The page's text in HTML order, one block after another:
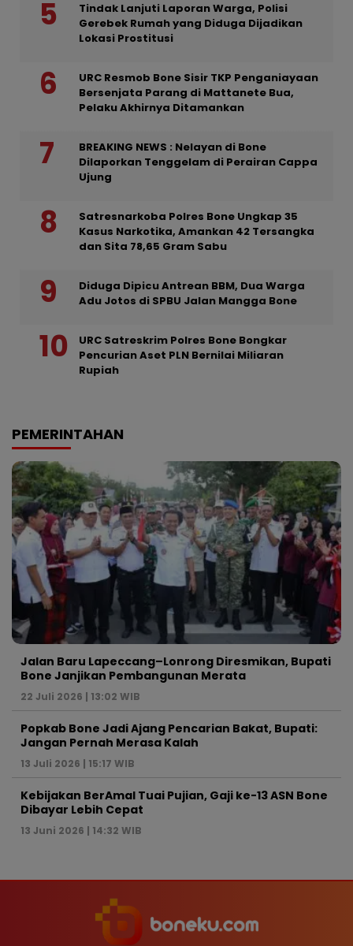
Tindak Lanjuti Laporan Warga, Polisi
Gerebek Rumah yang Diduga Dijadikan
Lokasi Prostitusi
URC Resmob Bone Sisir TKP Penganiayaan
Bersenjata Parang di Mattanete Bua,
Pelaku Akhirnya Ditamankan
BREAKING NEWS : Nelayan di Bone
Dilaporkan Tenggelam di Perairan Cappa
Ujung
Satresnarkoba Polres Bone Ungkap 35
Kasus Narkotika, Amankan 42 Tersangka
dan Sita 78,65 Gram Sabu
Diduga Dipicu Antrean BBM, Dua Warga
Adu Jotos di SPBU Jalan Mangga Bone
URC Satreskrim Polres Bone Bongkar
Pencurian Aset PLN Bernilai Miliaran
Rupiah
PEMERINTAHAN
Jalan Baru Lapeccang–Lonrong Diresmikan, Bupati
Bone Janjikan Pembangunan Merata
22 Juli 2026 | 13:02 WIB
Popkab Bone Jadi Ajang Pencarian Bakat, Bupati:
Jangan Pernah Merasa Kalah
13 Juli 2026 | 15:17 WIB
Kebijakan BerAmal Tuai Pujian, Gaji ke-13 ASN Bone
Dibayar Lebih Cepat
13 Juni 2026 | 14:32 WIB